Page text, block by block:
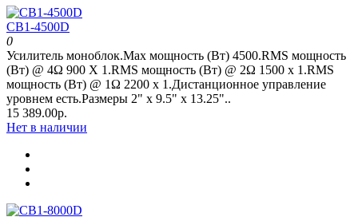
CB1-4500D
0
Усилитель моноблок.Max мощность (Вт) 4500.RMS мощность
(Вт) @ 4Ω 900 Х 1.RMS мощность (Вт) @ 2Ω 1500 х 1.RMS
мощность (Вт) @ 1Ω 2200 х 1.Дистанционное управление
уровнем есть.Размеры 2" x 9.5" х 13.25"..
15 389.00р.
Нет в наличии